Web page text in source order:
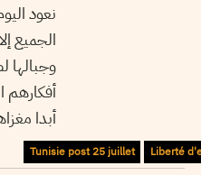
نعود
الجميع
وجبالها
أفكارهم
أبدا
Liberté
Tunisie post 25 juillet